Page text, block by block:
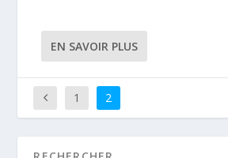
EN SAVOIR PLUS
1 2